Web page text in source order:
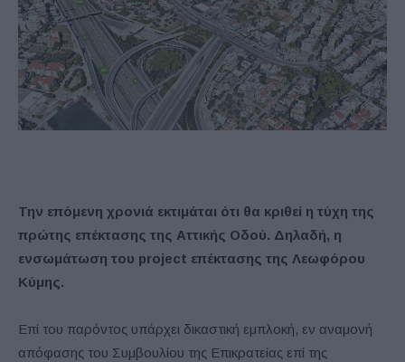
Την επόμενη χρονιά εκτιμάται ότι θα κριθεί η τύχη της
πρώτης επέκτασης της Αττικής Οδού. Δηλαδή, η
ενσωμάτωση του project επέκτασης της Λεωφόρου
Κύμης.
Επί του παρόντος υπάρχει δικαστική εμπλοκή, εν αναμονή
απόφασης του Συμβουλίου της Επικρατείας επί της